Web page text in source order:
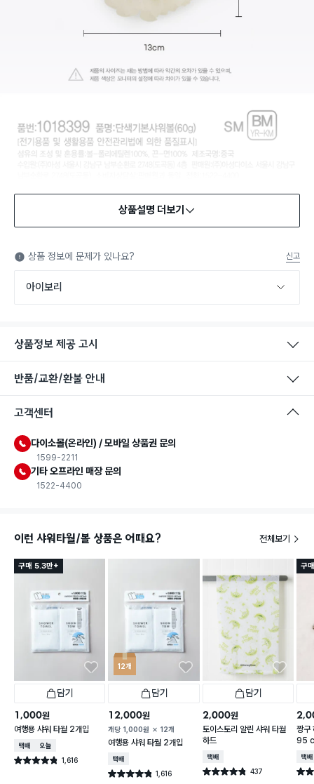
상품설명 더보기
상품 정보에 문제가 있나요? 신고
아이보리
상품정보 제공 고시
반품/교환/환불 안내
고객센터
다이소몰(온라인) / 모바일 상품권 문의
1599-2211
기타 오프라인 매장 문의
1522-4400
이런 샤워타월/볼 상품은 어때요? 전체보기
구매 5.3만+
담기
1,000원
여행용 샤워 타월 2개입
택배배송오늘배송
별점 4.8점 1,616
건 작성
12개
담기
12,000원
개당 1,000원 12개
여행용 샤워 타월 2개입
택배배송
별점 4.8점 1,616
건 작성
담기
2,000원
토이스토리 알린 샤워 타월
하드
택배배송
별점 4.8점 437
건 작성
구
짱구
95
택배
별점